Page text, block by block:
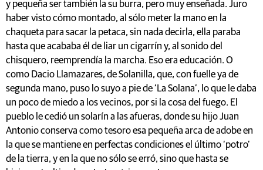
y pequeña ser también la su burra, pero muy enseñada. Juro
haber visto cómo montado, al sólo meter la mano en la
chaqueta para sacar la petaca, sin nada decirla, ella paraba
hasta que acababa él de liar un cigarrín y, al sonido del
chisquero, reemprendía la marcha. Eso era educación. O
como Dacio Llamazares, de Solanilla, que, con fuelle ya de
segunda mano, puso lo suyo a pie de ‘La Solana’, lo que le daba
un poco de miedo a los vecinos, por si la cosa del fuego. El
pueblo le cedió un solarín a las afueras, donde su hijo Juan
Antonio conserva como tesoro esa pequeña arca de adobe en
la que se mantiene en perfectas condiciones el último ‘potro’
de la tierra, y en la que no sólo se erró, sino que hasta se